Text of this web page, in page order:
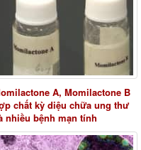
A, Momilactone B
chất kỳ diệu chữa ung thư
nhiều bệnh mạn tính